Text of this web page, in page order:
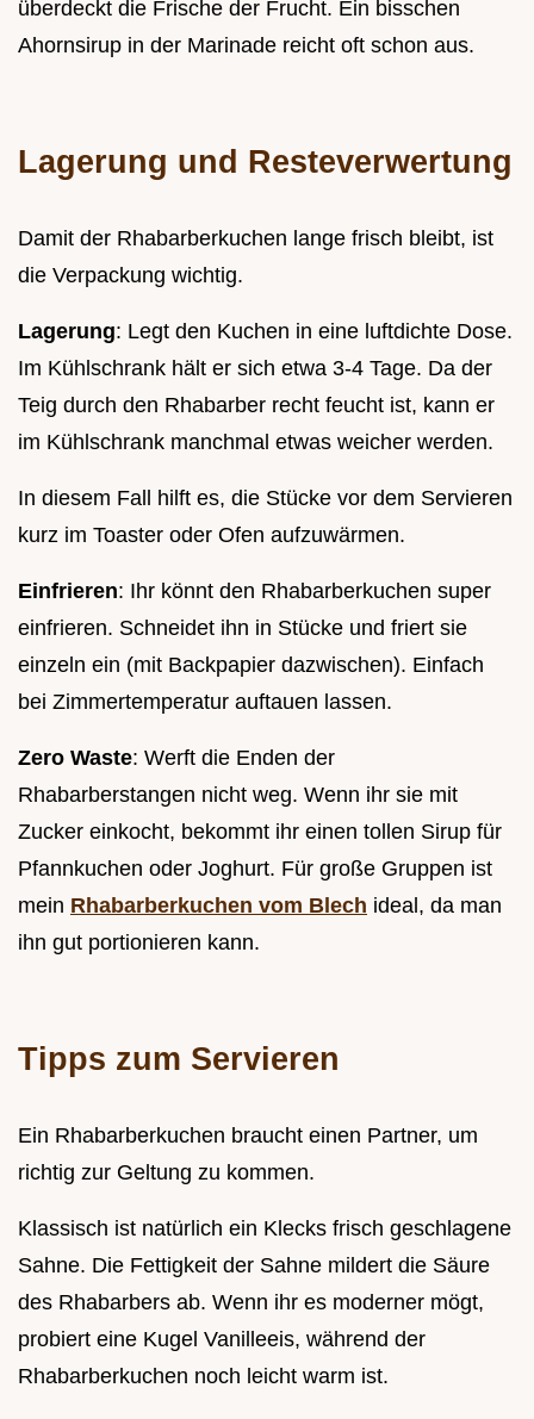
überdeckt die Frische der Frucht. Ein bisschen
Ahornsirup in der Marinade reicht oft schon aus.
Lagerung und Resteverwertung
Damit der Rhabarberkuchen lange frisch bleibt, ist
die Verpackung wichtig.
Lagerung: Legt den Kuchen in eine luftdichte Dose.
Im Kühlschrank hält er sich etwa 3-4 Tage. Da der
Teig durch den Rhabarber recht feucht ist, kann er
im Kühlschrank manchmal etwas weicher werden.
In diesem Fall hilft es, die Stücke vor dem Servieren
kurz im Toaster oder Ofen aufzuwärmen.
Einfrieren: Ihr könnt den Rhabarberkuchen super
einfrieren. Schneidet ihn in Stücke und friert sie
einzeln ein (mit Backpapier dazwischen). Einfach
bei Zimmertemperatur auftauen lassen.
Zero Waste: Werft die Enden der
Rhabarberstangen nicht weg. Wenn ihr sie mit
Zucker einkocht, bekommt ihr einen tollen Sirup für
Pfannkuchen oder Joghurt. Für große Gruppen ist
mein Rhabarberkuchen vom Blech ideal, da man
ihn gut portionieren kann.
Tipps zum Servieren
Ein Rhabarberkuchen braucht einen Partner, um
richtig zur Geltung zu kommen.
Klassisch ist natürlich ein Klecks frisch geschlagene
Sahne. Die Fettigkeit der Sahne mildert die Säure
des Rhabarbers ab. Wenn ihr es moderner mögt,
probiert eine Kugel Vanilleeis, während der
Rhabarberkuchen noch leicht warm ist.